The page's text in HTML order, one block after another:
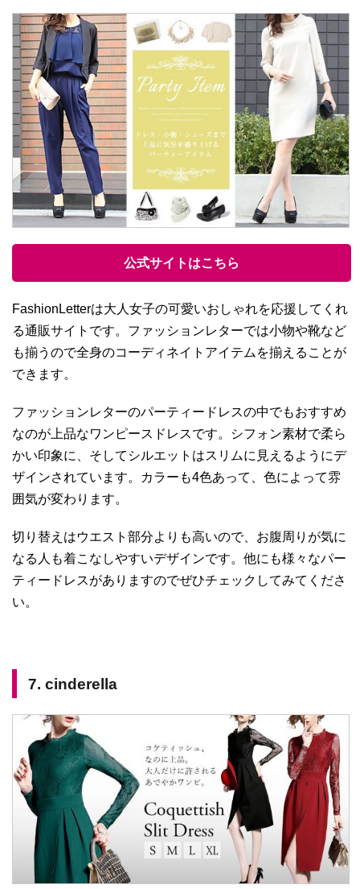
公式サイトはこちら
FashionLetterは大人女子の可愛いおしゃれを応援してくれ
る通販サイトです。ファッションレターでは小物や靴など
も揃うので全身のコーディネイトアイテムを揃えることが
できます。
ファッションレターのパーティードレスの中でもおすすめ
なのが上品なワンピースドレスです。シフォン素材で柔ら
かい印象に、そしてシルエットはスリムに見えるようにデ
ザインされています。カラーも4色あって、色によって雰
囲気が変わります。
切り替えはウエスト部分よりも高いので、お腹周りが気に
なる人も着こなしやすいデザインです。他にも様々なパー
ティードレスがありますのでぜひチェックしてみてくださ
い。
7. cinderella